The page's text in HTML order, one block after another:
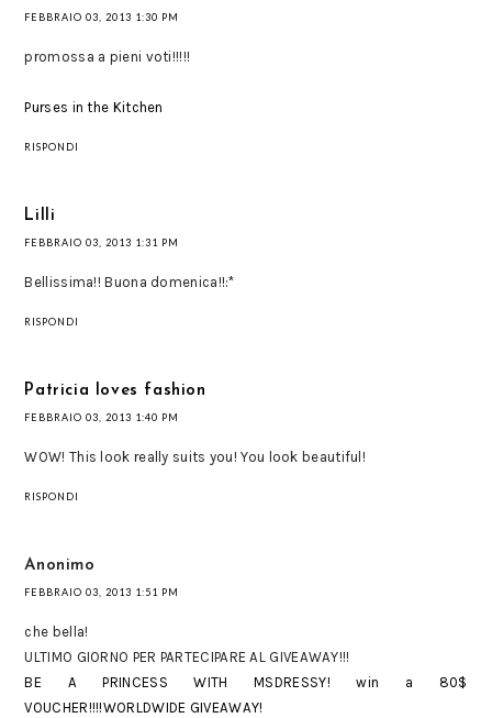
FEBBRAIO 03, 2013 1:30 PM
promossa a pieni voti!!!!!
Purses in the Kitchen
RISPONDI
Lilli
FEBBRAIO 03, 2013 1:31 PM
Bellissima!! Buona domenica!!:*
RISPONDI
Patricia loves fashion
FEBBRAIO 03, 2013 1:40 PM
WOW! This look really suits you! You look beautiful!
RISPONDI
Anonimo
FEBBRAIO 03, 2013 1:51 PM
che bella!
ULTIMO GIORNO PER PARTECIPARE AL GIVEAWAY!!!
BE A PRINCESS WITH MSDRESSY! win a 80$
VOUCHER!!!!WORLDWIDE GIVEAWAY!